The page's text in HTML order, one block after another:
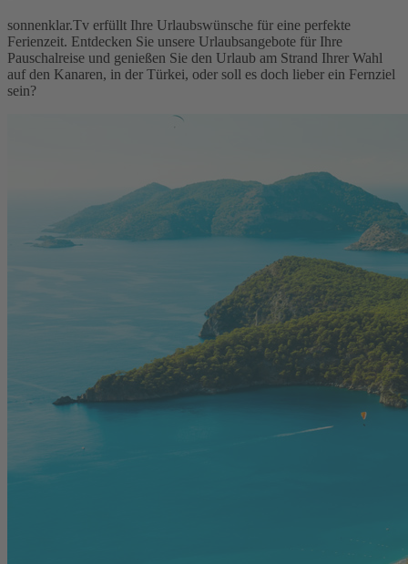
sonnenklar.Tv erfüllt Ihre Urlaubswünsche für eine perfekte
Ferienzeit. Entdecken Sie unsere Urlaubsangebote für Ihre
Pauschalreise und genießen Sie den Urlaub am Strand Ihrer Wahl
auf den Kanaren, in der Türkei, oder soll es doch lieber ein Fernziel
sein?